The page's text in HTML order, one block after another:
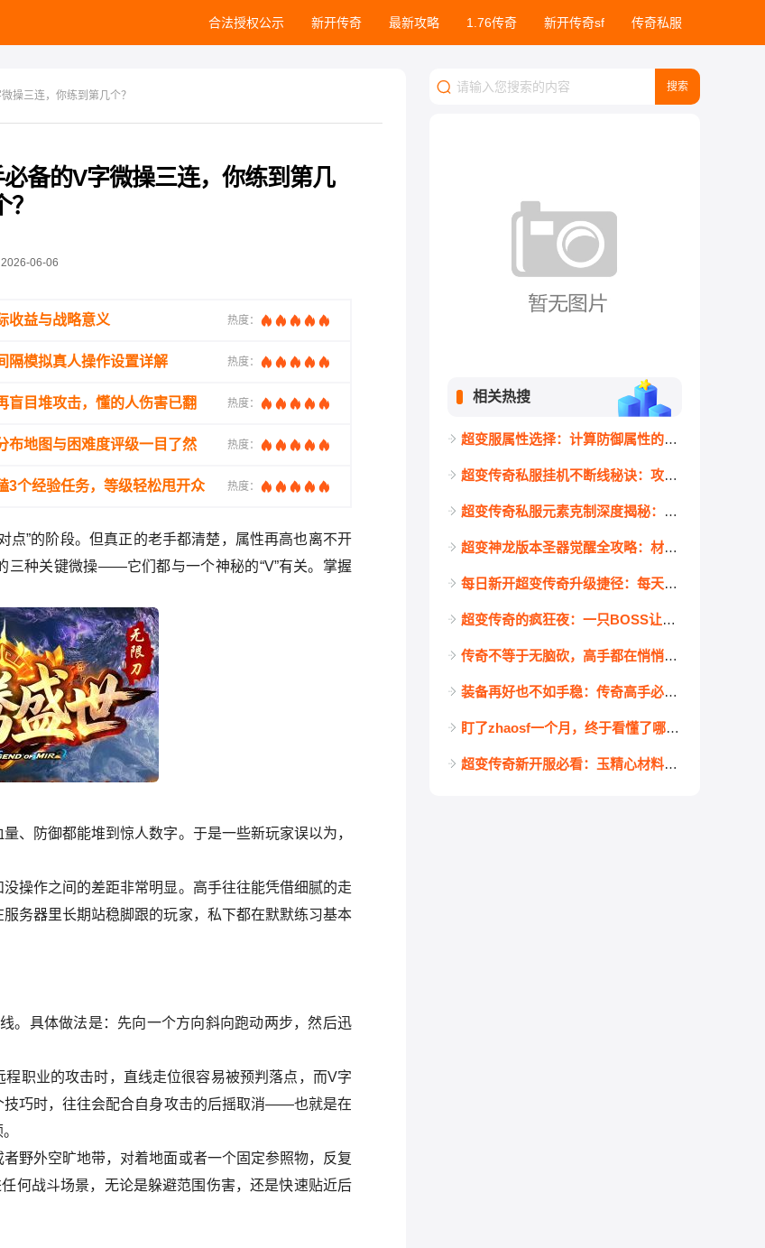
合法授权公示 新开传奇 最新攻略 1.76传奇 新开传奇sf 传奇私服
操三连，你练到第几个？
备的V字微操三连，你练到第几
？
2026-06-06
收益与战略意义 热度：
隔模拟真人操作设置详解 热度：
盲目堆攻击，懂的人伤害已翻 热度：
布地图与困难度评级一目了然 热度：
3个经验任务，等级轻松甩开众 热度：
点”的阶段。但真正的老手都清楚，属性再高也离不开
三种关键微操——它们都与一个神秘的“V”有关。掌握
、防御都能堆到惊人数字。于是一些新玩家误以为，
操作之间的差距非常明显。高手往往能凭借细腻的走
务器里长期站稳脚跟的玩家，私下都在默默练习基本
。具体做法是：先向一个方向斜向跑动两步，然后迅
职业的攻击时，直线走位很容易被预判落点，而V字
巧时，往往会配合自身攻击的后摇取消——也就是在
野外空旷地带，对着地面或者一个固定参照物，反复
何战斗场景，无论是躲避范围伤害，还是快速贴近后
相关热搜
超变服属性选择：计算防御属性的实际收益与战略意义
超变传奇私服挂机不断线秘诀：攻击间隔模拟真人操作设置详解
超变传奇私服元素克制深度揭秘：别再盲目堆攻击，懂的人伤害已翻倍
超变神龙版本圣器觉醒全攻略：材料分布地图与困难度评级一目了然
每日新开超变传奇升级捷径：每天死磕3个经验任务，等级轻松甩开众人
超变传奇的疯狂夜：一只BOSS让上百人凌晨三点在土城集结
传奇不等于无脑砍，高手都在悄悄练习的三种微掌握几个？
装备再好也不如手稳：传奇高手必备的V字微操三连，你练到第几个？
盯了zhaosf一个月，终于看懂了哪些服能长期排在前面
超变传奇新开服必看：玉精心材料获取与使用全攻略（附高效技巧）